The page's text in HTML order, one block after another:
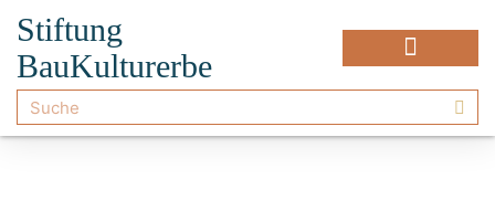
Stiftung
BauKulturerbe